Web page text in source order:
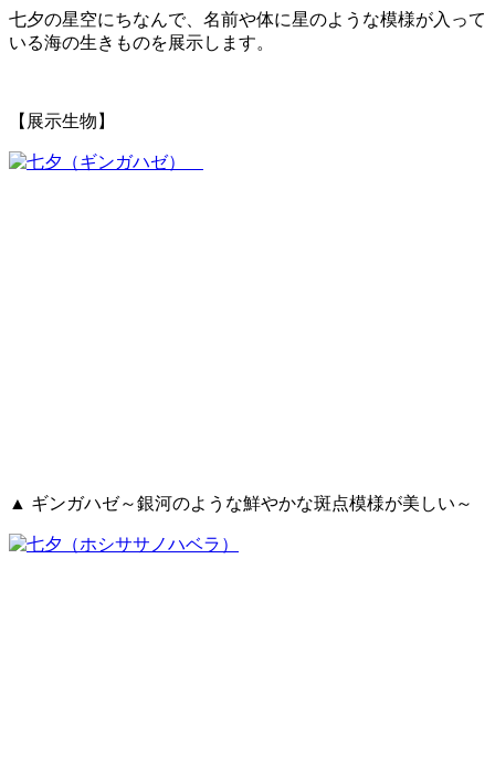
七夕の星空にちなんで、名前や体に星のような模様が入って
いる海の生きものを展示します。
【展示生物】
▲ ギンガハゼ～銀河のような鮮やかな斑点模様が美しい～